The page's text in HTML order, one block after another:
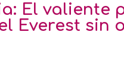
El valiente
Everest sin